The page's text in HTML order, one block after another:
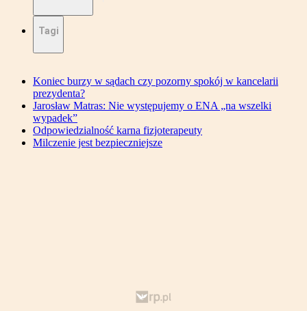
Tagi
Koniec burzy w sądach czy pozorny spokój w kancelarii
prezydenta?
Jarosław Matras: Nie występujemy o ENA „na wszelki
wypadek”
Odpowiedzialność karna fizjoterapeuty
Milczenie jest bezpieczniejsze